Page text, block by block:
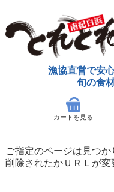
漁協直営で安
旬の食
カートを見る
ご指定のページは見つか
削除されたかＵＲＬが変